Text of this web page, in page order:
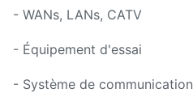
- WANs, LANs, CATV
- Équipement d'essai
- Système de communication